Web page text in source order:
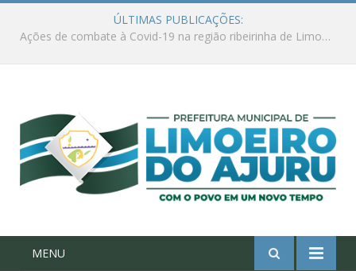
ÚLTIMAS PUBLICAÇÕES:
Ações de combate à Covid-19 na região ribeirinha de Limoeiro do Ajuru continuam
MENU